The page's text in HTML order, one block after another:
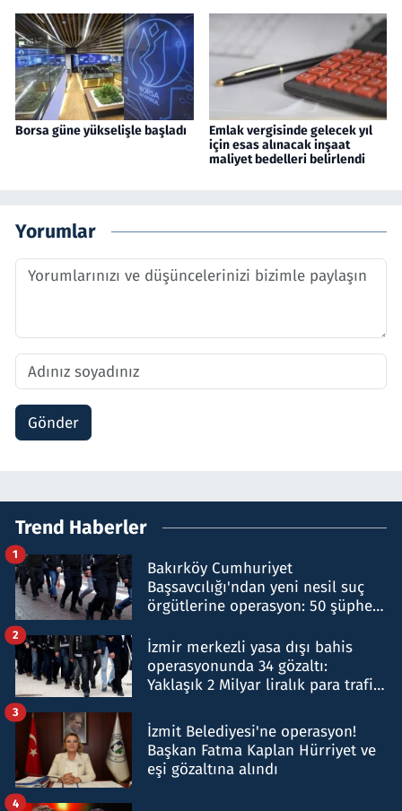
Borsa güne yükselişle başladı
Emlak vergisinde gelecek yıl
için esas alınacak inşaat
maliyet bedelleri belirlendi
Yorumlar
Gönder
Trend Haberler
Bakırköy Cumhuriyet
Başsavcılığı'ndan yeni nesil suç
örgütlerine operasyon: 50 şüpheli
1
İzmir merkezli yasa dışı bahis
operasyonunda 34 gözaltı:
Yaklaşık 2 Milyar liralık para trafiği
2
İzmit Belediyesi'ne operasyon!
Başkan Fatma Kaplan Hürriyet ve
eşi gözaltına alındı
3
4